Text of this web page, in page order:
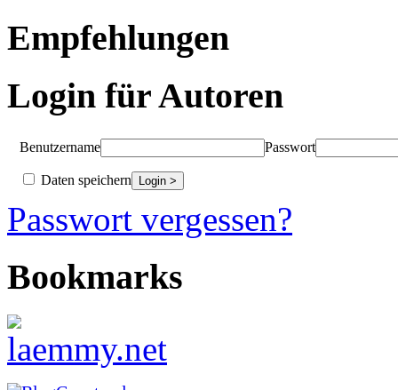
Empfehlungen
Login für Autoren
Benutzername Passwort
Daten speichern
Passwort vergessen?
Bookmarks